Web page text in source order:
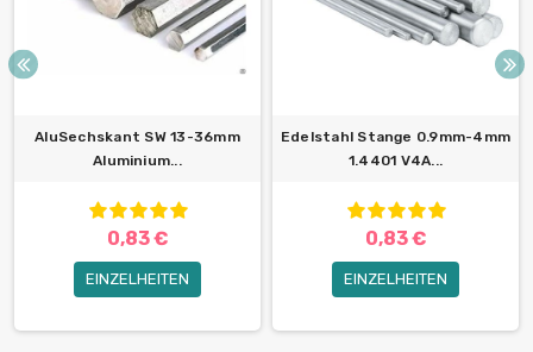
AluSechskant SW 13-36mm
Aluminium...
0,83 €
EINZELHEITEN
Edelstahl Stange 0.9mm-4mm
1.4401 V4A...
0,83 €
EINZELHEITEN